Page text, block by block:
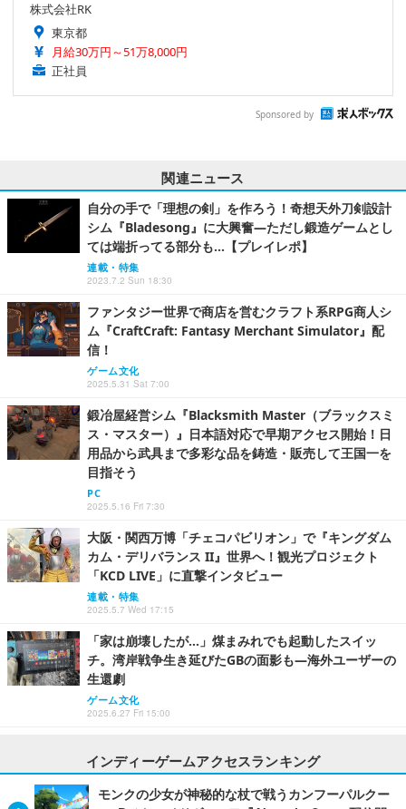
株式会社RK
東京都
月給30万円～51万8,000円
正社員
Sponsored by
関連ニュース
自分の手で「理想の剣」を作ろう！奇想天外刀剣設計
シム『Bladesong』に大興奮―ただし鍛造ゲームとし
ては端折ってる部分も…【プレイレポ】
連載・特集
2023.7.2 Sun 18:30
ファンタジー世界で商店を営むクラフト系RPG商人シ
ム『CraftCraft: Fantasy Merchant Simulator』配
信！
ゲーム文化
2025.5.31 Sat 7:00
鍛冶屋経営シム『Blacksmith Master（ブラックスミ
ス・マスター）』日本語対応で早期アクセス開始！日
用品から武具まで多彩な品を鋳造・販売して王国一を
目指そう
PC
2025.5.16 Fri 7:30
大阪・関西万博「チェコパビリオン」で『キングダム
カム・デリバランス II』世界へ！観光プロジェクト
「KCD LIVE」に直撃インタビュー
連載・特集
2025.5.7 Wed 17:15
「家は崩壊したが…」煤まみれでも起動したスイッ
チ。湾岸戦争生き延びたGBの面影も―海外ユーザーの
生還劇
ゲーム文化
2025.6.27 Fri 15:00
インディーゲームアクセスランキング
モンクの少女が神秘的な杖で戦うカンフーパルクー